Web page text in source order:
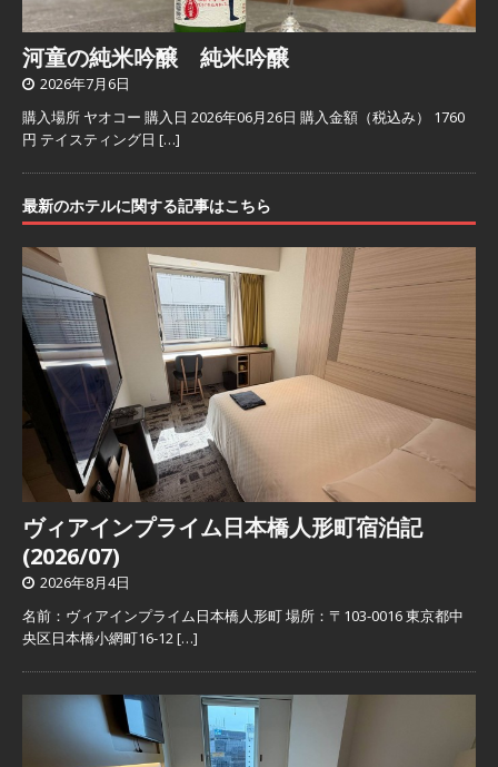
河童の純米吟醸 純米吟醸
2026年7月6日
購入場所 ヤオコー 購入日 2026年06月26日 購入金額（税込み） 1760
円 テイスティング日 […]
最新のホテルに関する記事はこちら
ヴィアインプライム日本橋人形町宿泊記
(2026/07)
2026年8月4日
名前：ヴィアインプライム日本橋人形町 場所：〒103-0016 東京都中
央区日本橋小網町16-12[…]